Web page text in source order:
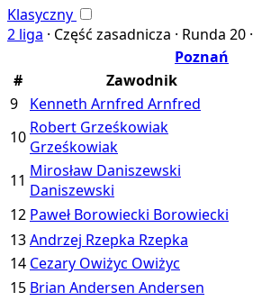
Klasyczny
2 liga · Część zasadnicza · Runda 20 ·
Poznań
#
Zawodnik
9
Kenneth Arnfred Arnfred
10 Robert Grześkowiak
Grześkowiak
11 Mirosław Daniszewski
Daniszewski
12 Paweł Borowiecki Borowiecki
13Andrzej Rzepka Rzepka
14 Cezary Owiżyc Owiżyc
15 Brian Andersen Andersen